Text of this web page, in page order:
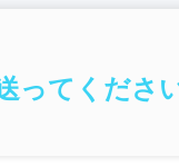
ってくださ